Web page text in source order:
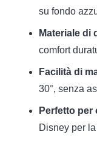
su fondo
Materiale di
comfort
Facilità di
30°, senza
Perfetto
Disney per